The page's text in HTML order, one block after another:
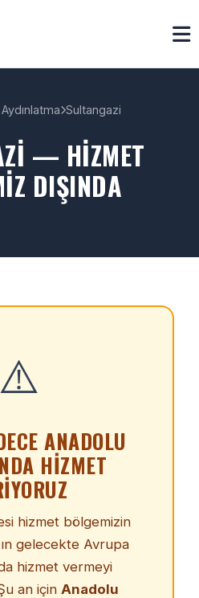
Sultangazi
— HIZMET
DIŞINDA
⚠️
ANADOLU
HIZMET
hizmet bölgemizin
gelecekte Avrupa
hizmet vermeyi
an için Anadolu